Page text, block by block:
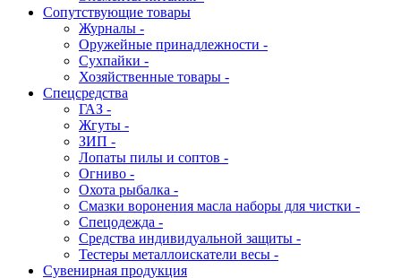
Сопутствующие товары
Журналы -
Оружейные принадлежности -
Сухпайки -
Хозяйственные товары -
Спецсредства
ГАЗ -
Жгуты -
ЗИП -
Лопаты пилы и соптов -
Огниво -
Охота рыбалка -
Смазки воронения масла наборы для чистки -
Спецодежда -
Средства индивидуальной защиты -
Тестеры металлоискатели весы -
Сувенирная продукция